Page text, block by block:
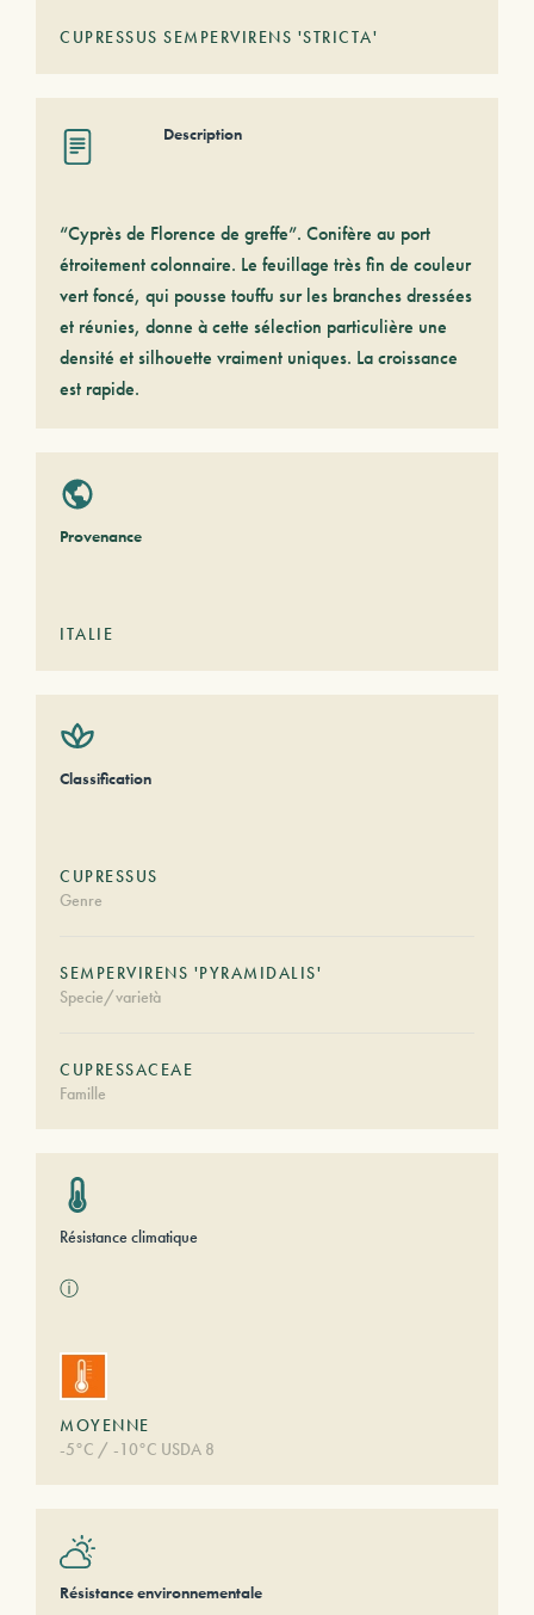
CUPRESSUS SEMPERVIRENS 'STRICTA'
Description
“Cyprès de Florence de greffe”. Conifère au port
étroitement colonnaire. Le feuillage très fin de couleur
vert foncé, qui pousse touffu sur les branches dressées
et réunies, donne à cette sélection particulière une
densité et silhouette vraiment uniques. La croissance
est rapide.
Provenance
ITALIE
Classification
CUPRESSUS
Genre
SEMPERVIRENS 'PYRAMIDALIS'
Specie/varietà
CUPRESSACEAE
Famille
Résistance climatique
ⓘ
MOYENNE
-5°C / -10°C USDA 8
Résistance environnementale